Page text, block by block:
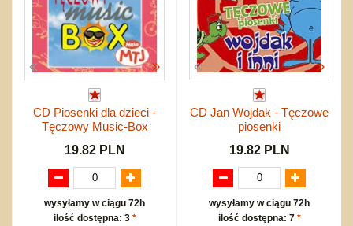
CD Piosenki dla dzieci -
Tęczowy Music-Box
19.82 PLN
wysyłamy w ciągu 72h
ilość dostępna: 3 *
CD Jan Wojdak - Tęczowe
piosenki
19.82 PLN
wysyłamy w ciągu 72h
ilość dostępna: 7 *